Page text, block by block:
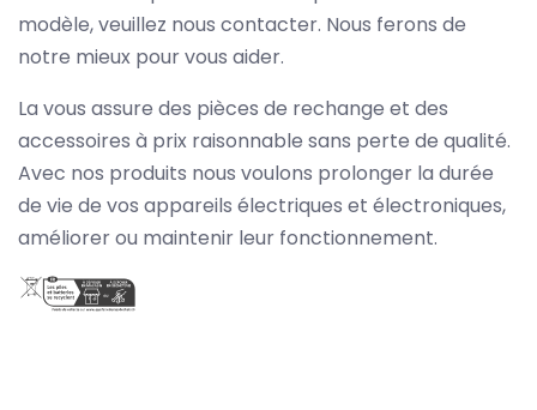
modèle, veuillez nous contacter. Nous ferons de
notre mieux pour vous aider.
La vous assure des pièces de rechange et des
accessoires à prix raisonnable sans perte de qualité.
Avec nos produits nous voulons prolonger la durée
de vie de vos appareils électriques et électroniques,
améliorer ou maintenir leur fonctionnement.